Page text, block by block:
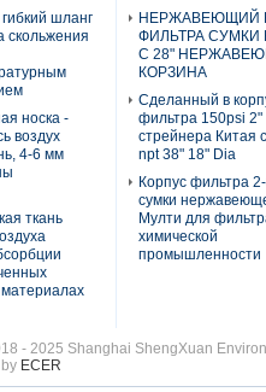
шланг
скольжения
носка -
воздух
4-6 мм
ткань
НЕРЖАВЕЮЩИЙ
ФИЛЬТРА СУМКИ
С 28"
КОРЗИНА
Сделанный в
фильтра 150psi 2"
стрейнера Китая
npt 38" 18" Dia
Корпус фильтра
сумки
Мулти для
химической
промышленности
- 2025 Shanghai ShengXuan
ECER